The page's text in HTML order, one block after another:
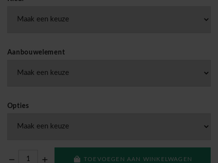
Aanbouwelement
Opties
TOEVOEGEN AAN WINKELWAGEN